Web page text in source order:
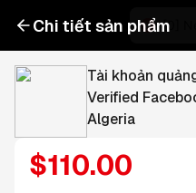
Chi tiết sản phẩm
Tài khoản
Verified
Algeria
$110.00